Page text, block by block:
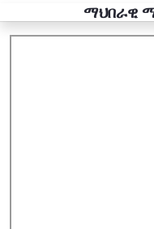
ማህበራዊ